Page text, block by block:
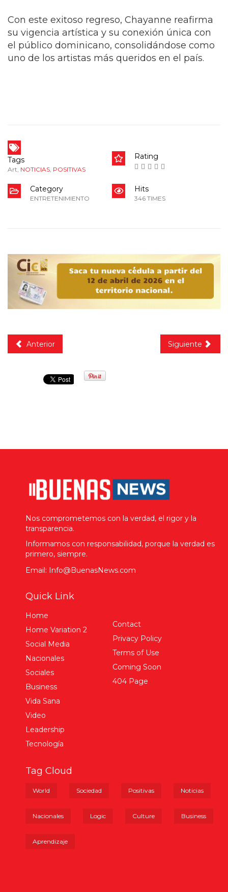
Con este exitoso regreso, Chayanne reafirma
su vigencia artística y su conexión única con
el público dominicano, consolidándose como
uno de los artistas más queridos en el país.
Tags
Art NOTICIAS POSITIVAS
Rating
Category
ENTRETENIMIENTO
Hits
346 TIMES
Anterior Siguiente
Nos comprometemos con la verdad, el rigor y la
transparencia.
Informamos con responsabilidad, porque la verdad es
primero, siempre.
Email: Info@BuenasNews.com
Quick Link
Home
Home Variation 2
Social Media
Nacionales
Sociales
Business
Vida Sana
Video
Leadership
Tecnología
Contact
Privacy Policy
Terms of Use
Coming Soon
404 Page
Tag Cloud
World Sociedad Positivas Noticias
Nacionales Logic Culture Business
Aprendizaje